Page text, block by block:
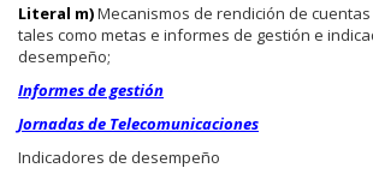
Literal m)Mecanismos de rendición de
tales como metas e informes de gestión e
desempeño;
Informes de gestión
Jornadas de Telecomunicaciones
Indicadores de desempeño